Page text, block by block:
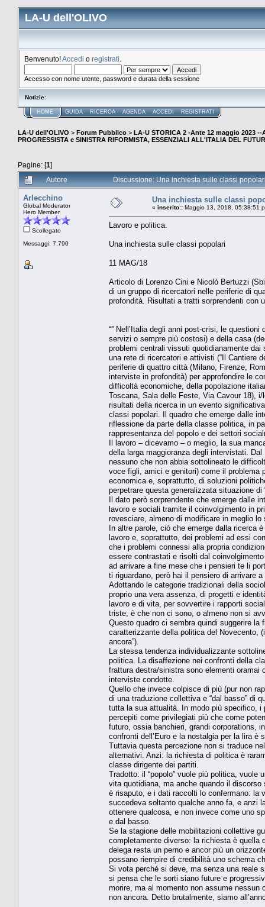
LA-U dell'OLIVO
Benvenuto!Accedi o registrati
Accesso con nome utente, password e durata della sessione
Notizie:
HOME GUIDA RICERCA AGENDA ACCEDI REGISTRATI
LA-U dell'OLIVO > Forum Pubblico > LA-U STORICA 2 -Ante 12 maggio 2023 --
PROGRESSISTA e SINISTRA RIFORMISTA, ESSENZIALI ALL'ITALIA DEL
Pagine: [1]
Autore
Discussione: Una inchiesta sulle classi
Arlecchino
Global Moderator
Hero Member
Scollegato
Messaggi: 7.790
Una inchiesta sulle classi
« inserito:: Maggio 13, 2018, 05:38:51
Lavoro e politica.
Una inchiesta sulle classi popolari
11 MAG/18
Articolo di Lorenzo Cini e Nicolò Bertuzzi
di un gruppo di ricercatori nelle periferie di
profondità. Risultati a tratti sorprendenti con
“” Nell’Italia degli anni post-crisi, le
servizi o sempre più costosi) e della casa
problemi centrali vissuti quotidianamente
una rete di ricercatori e attivisti (“Il Cantiere
periferie di quattro città (Milano, Firenze,
interviste in profondità) per approfondire le
difficoltà economiche, della popolazione
Toscana, Sala delle Feste, Via Cavour 18),
risultati della ricerca in un evento
classi popolari. Il quadro che emerge dalle
riflessione da parte della classe politica, in
rappresentanza del popolo e dei settori
Il lavoro – dicevamo – o meglio, la sua
della larga maggioranza degli intervistati.
nessuno che non abbia sottolineato le
voce figli, amici e genitori) come il problema
economica e, soprattutto, di soluzioni
perpetrare questa generalizzata situazione di
Il dato però sorprendente che emerge dalle
lavoro e sociali tramite il coinvolgimento in
rovesciare, almeno di modificare in meglio
In altre parole, ciò che emerge dalla ricerca
lavoro e, soprattutto, dei problemi ad essi
che i problemi connessi alla propria
essere contrastati e risolti dal
ad arrivare a fine mese che i pensieri te li
ti riguardano, però hai il pensiero di arrivare
Adottando le categorie tradizionali della
proprio una vera assenza, di progetti e
lavoro e di vita, per sovvertire i rapporti
triste, è che non ci sono, o almeno non si
Questo quadro ci sembra quindi suggerire
caratterizzante della politica del Novecento,
ancora”).
La stessa tendenza individualizzante
politica. La disaffezione nei confronti della
frattura destra/sinistra sono elementi
interviste condotte.
Quello che invece colpisce di più (pur non
di una traduzione collettiva e “dal basso” di
tutta la sua attualità. In modo più specifico, i
percepiti come privilegiati più che come
futuro, ossia banchieri, grandi corporations,
confronti dell’Euro e la nostalgia per la lira
Tuttavia questa percezione non si traduce
alternativi. Anzi: la richiesta di politica è
classe dirigente dei partiti.
Tradotto: il “popolo” vuole più politica,
vita quotidiana, ma anche quando il
è risaputo, e i dati raccolti lo confermano: la
succedeva soltanto qualche anno fa, e anzi
ottenere qualcosa, e non invece come uno
e dal basso.
Se la stagione delle mobilitazioni collettive
completamente diverso: la richiesta è
delega resta un perno e ancor più un
possano riempire di credibilità uno schema
Si vota perché si deve, ma senza una reale
si pensa che le sorti siano future e
morire, ma al momento non assume
non ancora. Detto brutalmente, siamo